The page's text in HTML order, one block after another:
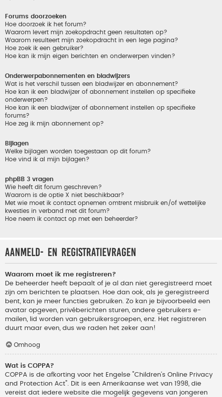
Forums doorzoeken
Hoe doorzoek ik het forum?
Waarom levert mijn zoekopdracht geen resultaten op?
Waarom resulteert mijn zoekopdracht in een lege pagina?
Hoe zoek ik een gebruiker?
Hoe kan ik mijn eigen berichten en onderwerpen vinden?
Onderwerpabonnementen en bladwijzers
Wat is het verschil tussen een bladwijzer en abonnement?
Hoe kan ik een bladwijzer of abonnement instellen op specifieke
onderwerpen?
Hoe kan ik een bladwijzer of abonnement instellen op specifieke
forums?
Hoe zeg ik mijn abonnement op?
Bijlagen
Welke bijlagen worden toegestaan op dit forum?
Hoe vind ik al mijn bijlagen?
phpBB 3 vragen
Wie heeft dit forum geschreven?
Waarom is de optie X niet beschikbaar?
Met wie moet ik contact opnemen omtrent misbruik en/of wettelijke
kwesties in verband met dit forum?
Hoe neem ik contact op met een beheerder?
Aanmeld- en registratievragen
Waarom moet ik me registreren?
De beheerder heeft bepaalt of je al dan niet geregistreerd moet
zijn om berichten te plaatsen. Hoe dan ook, als je geregistreerd
bent, kan je meer functies gebruiken. Zo kan je bijvoorbeeld een
avatar opgeven, privéberichten sturen, andere gebruikers e-
mailen, lid worden van gebruikersgroepen, enz. Het registreren
duurt maar even, dus we raden het zeker aan!
Omhoog
Wat is COPPA?
COPPA is de afkorting voor het Engelse "Children’s Online Privacy
and Protection Act". Dit is een Amerikaanse wet van 1998, die
vereist dat iedere website die mogelijk gegevens van jongeren